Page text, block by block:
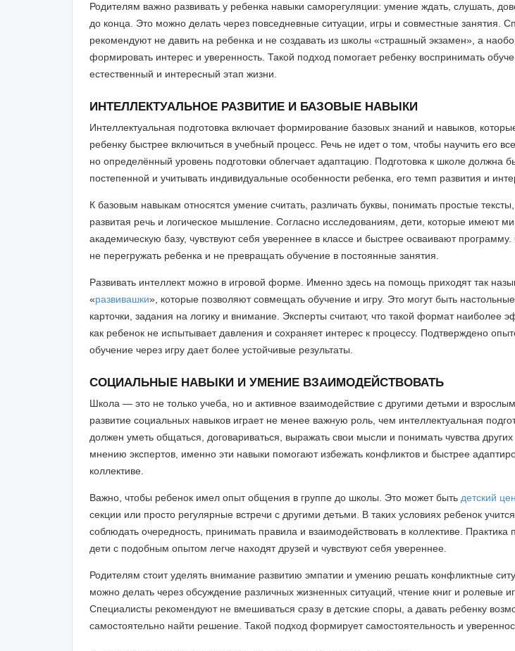
Родителям важно развивать у ребенка навыки саморегуляции: умение ждать, слушать,
до конца. Это можно делать через повседневные ситуации, игры и совместные занятия.
рекомендуют не давить на ребенка и не создавать из школы «страшный экзамен», а
формировать интерес и уверенность. Такой подход помогает ребенку воспринимать
естественный и интересный этап жизни.
ИНТЕЛЛЕКТУАЛЬНОЕ РАЗВИТИЕ И БАЗОВЫЕ НАВЫКИ
Интеллектуальная подготовка включает формирование базовых знаний и навыков,
ребенку быстрее включиться в учебный процесс. Речь не идет о том, чтобы научить его
но определённый уровень подготовки облегчает адаптацию. Подготовка к школе должна
постепенной и учитывать индивидуальные особенности ребенка, его темп развития и
К базовым навыкам относятся умение считать, различать буквы, понимать простые
развитая речь и логическое мышление. Согласно исследованиям, дети, которые имеют
академическую базу, чувствуют себя увереннее в классе и быстрее осваивают
не перегружать ребенка и не превращать обучение в постоянные занятия.
Развивать интеллект можно в игровой форме. Именно здесь на помощь приходят так
«развивашки», которые позволяют совмещать обучение и игру. Это могут быть настольные
карточки, задания на логику и внимание. Эксперты считают, что такой формат наиболее
как ребенок не испытывает давления и сохраняет интерес к процессу. Подтверждено
обучение через игру дает более устойчивые результаты.
СОЦИАЛЬНЫЕ НАВЫКИ И УМЕНИЕ ВЗАИМОДЕЙСТВОВАТЬ
Школа — это не только учеба, но и активное взаимодействие с другими детьми и
развитие социальных навыков играет не менее важную роль, чем интеллектуальная
должен уметь общаться, договариваться, выражать свои мысли и понимать чувства
мнению экспертов, именно эти навыки помогают избежать конфликтов и быстрее
коллективе.
Важно, чтобы ребенок имел опыт общения в группе до школы. Это может быть детский
секции или просто регулярные встречи с другими детьми. В таких условиях ребенок учится
соблюдать очередность, принимать правила и взаимодействовать в коллективе. Практика
дети с подобным опытом легче находят друзей и чувствуют себя увереннее.
Родителям стоит уделять внимание развитию эмпатии и умению решать конфликтные
можно делать через обсуждение различных жизненных ситуаций, чтение книг и ролевые
Специалисты рекомендуют не вмешиваться сразу в детские споры, а давать ребенку
самостоятельно найти решение. Такой подход формирует самостоятельность и